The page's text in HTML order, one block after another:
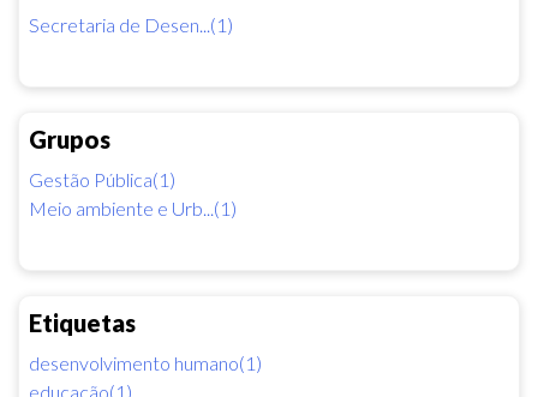
Secretaria de Desen...(1)
Grupos
Gestão Pública(1)
Meio ambiente e Urb...(1)
Etiquetas
desenvolvimento humano(1)
educação(1)